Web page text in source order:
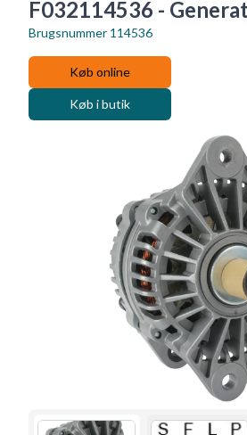
F032114536 -
Brugsnummer 114536
Køb online
Køb i butik